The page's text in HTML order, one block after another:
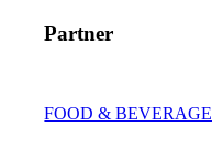
Partner
FOOD & BEVERAGE